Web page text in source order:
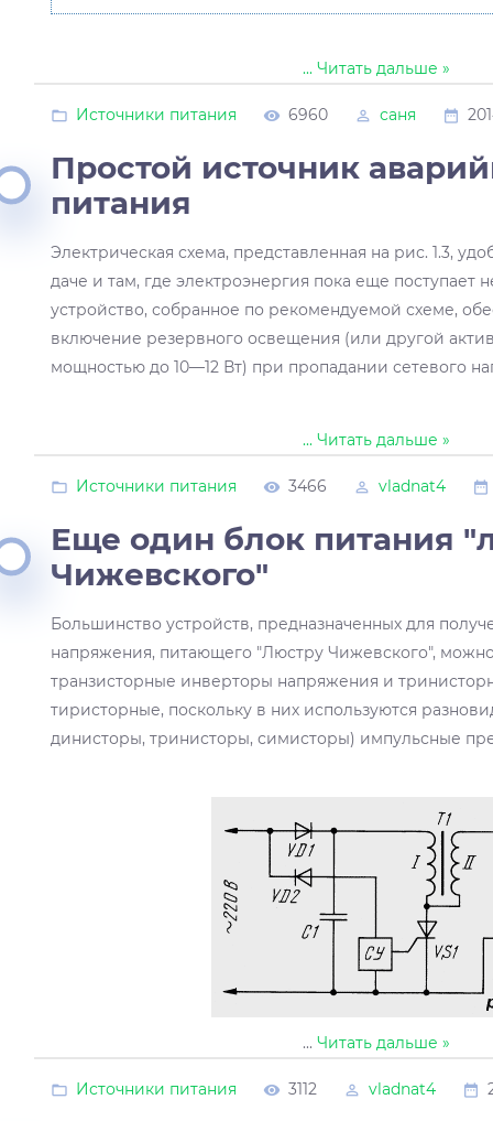
...Читать дальше »
Источники питания 6960 саня
Простой источник
питания
Электрическая схема, представленная на рис. 1.3,
даче и там, где электроэнергия пока еще поступает
устройство, собранное по рекомендуемой схеме,
включение резервного освещения (или другой
мощностью до 10—12 Вт) при пропадании сетевого
...Читать дальше »
Источники питания 3466 vladnat4
Еще один блок питания
Чижевского"
Большинство устройств, предназначенных для
напряжения, питающего "Люстру Чижевского",
транзисторные инверторы напряжения и
тиристорные, поскольку в них используются
динисторы, тринисторы, симисторы) импульсные
...Читать дальше »
Источники питания 3112 vladnat4